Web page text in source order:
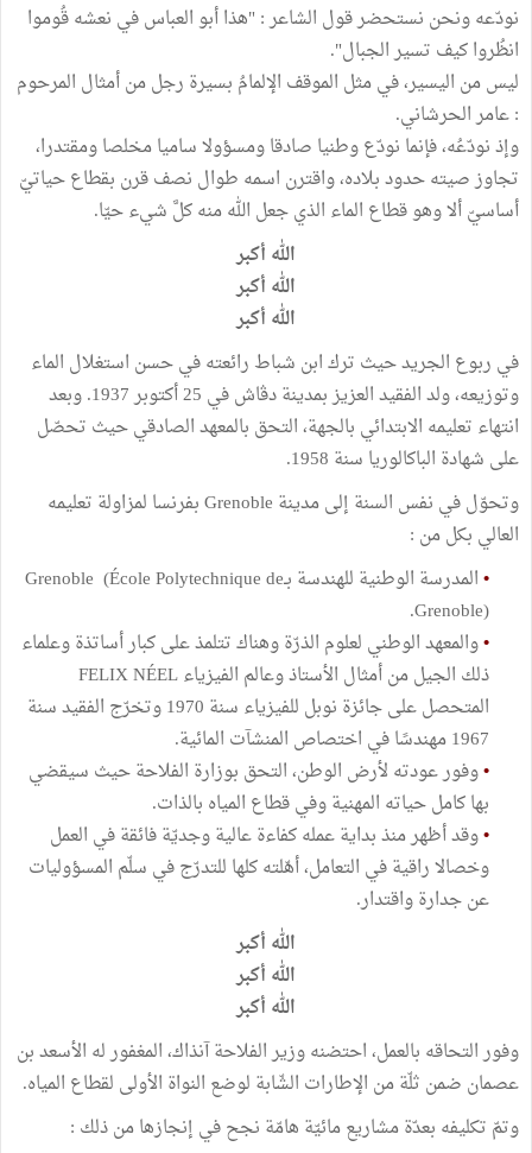
نودّعه ونحن نستحضر قول الشاعر : "هذا أبو العباس في نعشه قُوموا
انظُروا كيف تسير الجبال".
ليس من اليسير، في مثل الموقف الإلمامُ بسيرة رجل من أمثال المرحوم
: عامر الحرشاني.
وإذ نودّعُه، فإنما نودّع وطنيا صادقا ومسؤولا ساميا مخلصا ومقتدرا،
تجاوز صيته حدود بلاده، واقترن اسمه طوال نصف قرن بقطاع حياتيّ
أساسيّ ألا وهو قطاع الماء الذي جعل الله منه كلَّ شيء حيّا.
الله أكبر
الله أكبر
الله أكبر
في ربوع الجريد حيث ترك ابن شباط رائعته في حسن استغلال الماء
وتوزيعه، ولد الفقيد العزيز بمدينة دڨاش في 25 أكتوبر 1937. وبعد
انتهاء تعليمه الابتدائي بالجهة، التحق بالمعهد الصادقي حيث تحصّل
على شهادة الباكالوريا سنة 1958.
وتحوّل في نفس السنة إلى مدينة Grenoble بفرنسا لمزاولة تعليمه
العالي بكل من :
•
المدرسة الوطنية للهندسة بـGrenoble (École Polytechnique de
Grenoble).
•والمعهد الوطني لعلوم الذرّة وهناك تتلمذ على كبار أساتذة وعلماء
ذلك الجيل من أمثال الأستاذ وعالم الفيزياء FELIX NÉEL
المتحصل على جائزة نوبل للفيزياء سنة 1970 وتخرّج الفقيد سنة
1967 مهندسًا في اختصاص المنشآت المائية.
•وفور عودته لأرض الوطن، التحق بوزارة الفلاحة حيث سيقضي
بها كامل حياته المهنية وفي قطاع المياه بالذات.
•وقد أظهر منذ بداية عمله كفاءة عالية وجديّة فائقة في العمل
وخصالا راقية في التعامل، أهّلته كلها للتدرّج في سلّم المسؤوليات
عن جدارة واقتدار.
الله أكبر
الله أكبر
الله أكبر
وفور التحاقه بالعمل، احتضنه وزير الفلاحة آنذاك، المغفور له الأسعد بن
عصمان ضمن ثلّة من الإطارات الشّابة لوضع النواة الأولى لقطاع المياه.
وتمّ تكليفه بعدّة مشاريع مائيّة هامّة نجح في إنجازها من ذلك :